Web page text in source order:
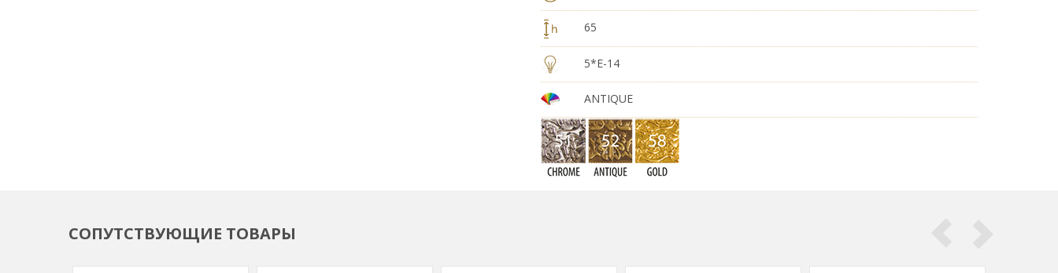
65
5*E-14
ANTIQUE
СОПУТСТВУЮЩИЕ ТОВАРЫ